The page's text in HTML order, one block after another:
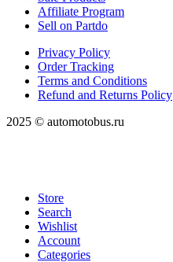
Affiliate Program
Sell on Partdo
Privacy Policy
Order Tracking
Terms and Conditions
Refund and Returns Policy
2025 © automotobus.ru
Store
Search
Wishlist
Account
Categories